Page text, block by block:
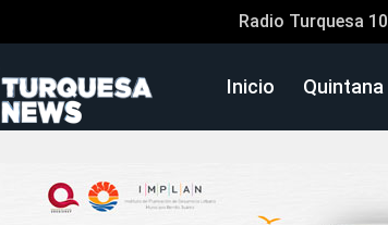
Radio Turquesa
Inicio Quintana